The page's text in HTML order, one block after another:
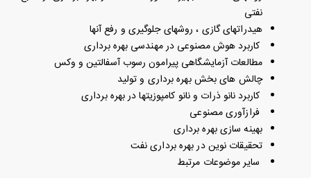
نفتی
هیدراتهای گازی ، روشهای جلوگیری و رفع آنها
کاربرد هوش مصنوعی در مهندسی بهره برداری
مطالعات آزمایشگاهی پیرامون رسوب آسفالتین و وکس
چالش های بخش بهره برداری و تولید
کاربرد نانو ذرات و نانو کامپوزیتها در بهره برداری
فرازآوری مصنوعی
بهینه سازی بهره برداری
تحقیقات نوین در بهره برداری نفت
سایر موضوعات مرتبط